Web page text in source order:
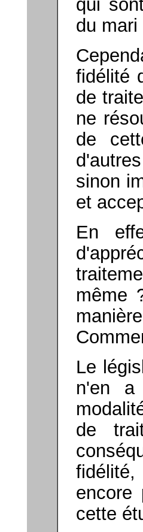
qui
du mari
fidélité
de
ne
de
sinon
et
En
même
Le
n'en a
de
encore
cette